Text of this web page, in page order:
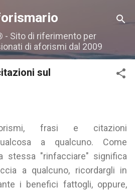
contenuti principali
- Sito di riferimento per
di aforismi dal 2009
sul
frasi e citazioni
a qualcuno. Come
stessa "rinfacciare" significa
a qualcuno, ricordargli in
i benefici fattogli, oppure,